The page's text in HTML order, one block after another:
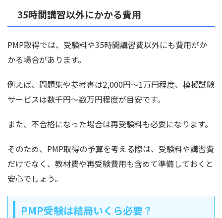
35時間講習以外にかかる費用
PMP取得では、受験料や35時間講習費以外にも費用がか
かる場合があります。
例えば、問題集や参考書は2,000円〜1万円程度、模擬試験
サービスは数千円〜数万円程度が目安です。
また、不合格になった場合は再受験料も必要になります。
そのため、PMP取得の予算を考える際は、受験料や講習費
だけでなく、教材費や再受験費用も含めて準備しておくと
安心でしょう。
PMP受験は結局いくら必要？